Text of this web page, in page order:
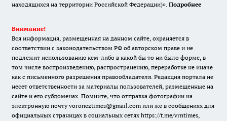
находящихся на территории Российской Федерации)». Подробнее
Внимание!
Вся информация, размещенная на данном сайте, охраняется в
соответствии с законодательством РФ об авторском праве и не
подлежит использованию кем-либо в какой бы то ни было форме, в
том числе воспроизведению, распространению, переработке не иначе
как с письменного разрешения правообладателя. Редакция портала не
несет ответственности за материалы пользователей, размещенные на
сайте и его субдоменах. Помните, что отправка фотографии на
электронную почту voroneztimes@gmail.com или же в сообщениях для
официальных страницах в социальных сетях https://t.me/vrntimes,